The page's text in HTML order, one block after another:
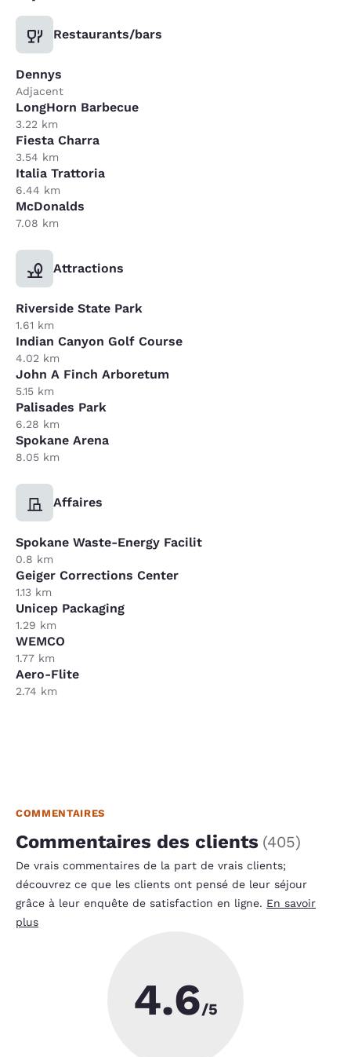
Restaurants/bars
Dennys
Adjacent
LongHorn Barbecue
3.22 km
Fiesta Charra
3.54 km
Italia Trattoria
6.44 km
McDonalds
7.08 km
Attractions
Riverside State Park
1.61 km
Indian Canyon Golf Course
4.02 km
John A Finch Arboretum
5.15 km
Palisades Park
6.28 km
Spokane Arena
8.05 km
Affaires
Spokane Waste-Energy Facilit
0.8 km
Geiger Corrections Center
1.13 km
Unicep Packaging
1.29 km
WEMCO
1.77 km
Aero-Flite
2.74 km
COMMENTAIRES
Commentaires des clients (405)
De vrais commentaires de la part de vrais clients;
découvrez ce que les clients ont pensé de leur séjour
grâce à leur enquête de satisfaction en ligne. En savoir
plus
4.6/5